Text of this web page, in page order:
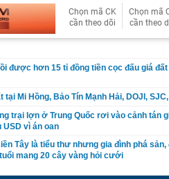
Chọn mã CK
cần theo dõi
Chọn mã
cần theo
được hơn 15 tỉ đồng tiền cọc đấu giá đất
tại Mi Hồng, Bảo Tín Mạnh Hải, DOJI,
trại lợn ở Trung Quốc rơi vào cảnh tán
vì án oan
Tây là tiểu thư nhưng gia đình phá
mang 20 cây vàng hỏi cưới
thẻ ngân hàng nghĩa là gì?